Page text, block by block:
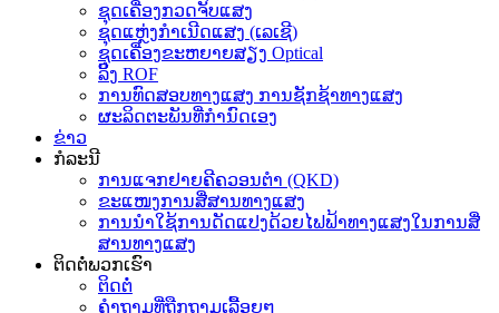
ຊຸດເຄື່ອງກວດຈັບແສງ
ຊຸດແຫຼ່ງກຳເນີດແສງ (ເລເຊີ)
ຊຸດເຄື່ອງຂະຫຍາຍສຽງ Optical
ລິ້ງ ROF
ການທົດສອບທາງແສງ ການຊັກຊ້າທາງແສງ
ຜະລິດຕະພັນທີ່ກຳນົດເອງ
ຂ່າວ
ກໍລະນີ
ການແຈກຢາຍຄີຄວອນຕຳ (QKD)
ຂະແໜງການສື່ສານທາງແສງ
ການນຳໃຊ້ການດັດແປງດ້ວຍໄຟຟ້າທາງແສງໃນການສື່
ສານທາງແສງ
ຕິດຕໍ່ພວກເຮົາ
ຕິດຕໍ່
ຄຳຖາມທີ່ຖືກຖາມເລື້ອຍໆ